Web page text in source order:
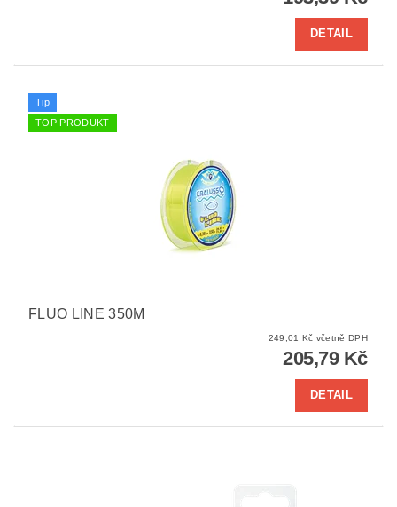
DETAIL
Tip
TOP PRODUKT
FLUO LINE 350M
249,01 Kč včetně DPH
205,79 Kč
DETAIL